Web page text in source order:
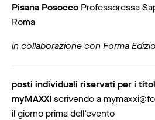
Pisana Posocco Professoressa
Roma
in collaborazione con Forma
posti individuali riservati per i
myMAXXIscrivendo a
il giorno prima dell’evento